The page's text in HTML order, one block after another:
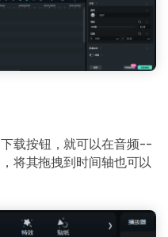
载按钮，就可以在音频--
将其拖拽到时间轴也可以